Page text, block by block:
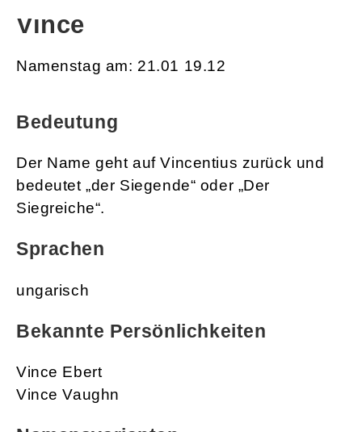
Vince
Namenstag am: 21.01 19.12
Bedeutung
Der Name geht auf Vincentius zurück und
bedeutet „der Siegende“ oder „Der
Siegreiche“.
Sprachen
ungarisch
Bekannte Persönlichkeiten
Vince Ebert
Vince Vaughn